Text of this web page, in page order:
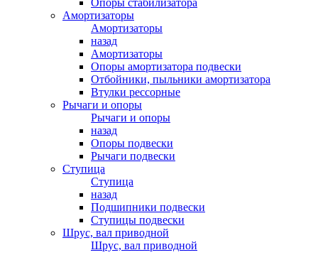
Опоры стабилизатора
Амортизаторы
Амортизаторы
назад
Амортизаторы
Опоры амортизатора подвески
Отбойники, пыльники амортизатора
Втулки рессорные
Рычаги и опоры
Рычаги и опоры
назад
Опоры подвески
Рычаги подвески
Ступица
Ступица
назад
Подшипники подвески
Ступицы подвески
Шрус, вал приводной
Шрус, вал приводной